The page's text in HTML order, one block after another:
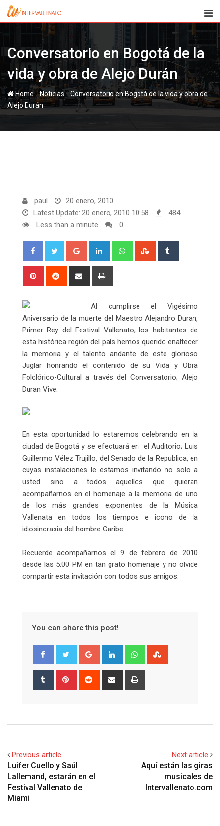
Skip
Conversatorio en Bogotá de la
vida y obra de Alejo Durán
Home-Noticias-Conversatorio en Bogotá de la vida y obra de
Alejo Durán
paul
20 enero, 2010
Latest Update: 20 enero, 2010 10:58
484
Less than a minute
0
Google+ LinkedIn WhatsappStumbleUpon
Pinterest Reddit
Share
Al cumplirse el Vigésimo
Aniversario de la muerte del Maestro Alejandro Duran,
Primer Rey del Festival Vallenato, los habitantes de
esta histórica región del país hemos querido enaltecer
la memoria y el talento andante de este glorioso
Juglar honrando el contenido de su Vida y Obra
Folclórico-Cultural a través del Conversatorio; Alejo
Duran Vive.
En esta oportunidad lo estaremos celebrando en la
ciudad de Bogotá y se efectuará en el Auditorio; Luis
Guillermo Vélez Trujillo, del Senado de la Republica, en
cuyas instalaciones le estamos invitando no solo a
usted sino a todos aquellos que quieran
acompañarnos en el homenaje a la memoria de uno
de los más grandes exponentes de la Música
Vallenata en todos los tiempos e icono de la
idiosincrasia del hombre Caribe.
Recuerde acompañarnos el 9 de febrero de 2010
desde las 5:00 PM en tan grato homenaje y no olvide
compartir esta invitación con todos sus amigos.
You can share this post!
Google+ LinkedIn Whatsapp
Tumblr Pinterest Reddit
Share
Previous article
Luifer Cuello y Saúl
Lallemand, estarán en el
Festival Vallenato de
Miami
Next article
Aquí están las giras
musicales de
Intervallenato.com